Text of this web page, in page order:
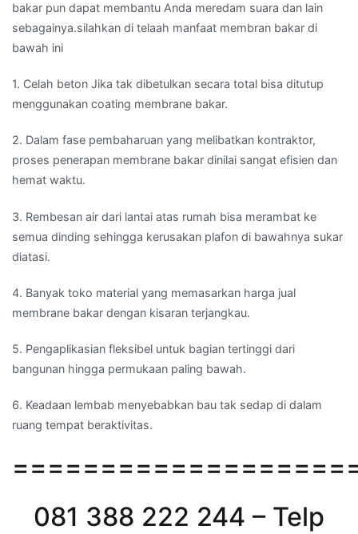
bakar pun dapat membantu Anda meredam suara dan lain
sebagainya.silahkan di telaah manfaat membran bakar di
bawah ini
1. Celah beton Jika tak dibetulkan secara total bisa ditutup
menggunakan coating membrane bakar.
2. Dalam fase pembaharuan yang melibatkan kontraktor,
proses penerapan membrane bakar dinilai sangat efisien dan
hemat waktu.
3. Rembesan air dari lantai atas rumah bisa merambat ke
semua dinding sehingga kerusakan plafon di bawahnya sukar
diatasi.
4. Banyak toko material yang memasarkan harga jual
membrane bakar dengan kisaran terjangkau.
5. Pengaplikasian fleksibel untuk bagian tertinggi dari
bangunan hingga permukaan paling bawah.
6. Keadaan lembab menyebabkan bau tak sedap di dalam
ruang tempat beraktivitas.
081 388 222 244 – Telp